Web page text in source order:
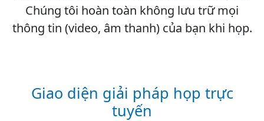
Chúng tôi hoàn toàn không lưu trữ mọi
thông tin (video, âm thanh) của bạn khi họp.
Giao diện giải pháp họp trực
tuyến